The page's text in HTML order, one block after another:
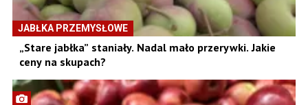
JABŁKA PRZEMYSŁOWE
„Stare jabłka” staniały. Nadal mało przerywki. Jakie
ceny na skupach?